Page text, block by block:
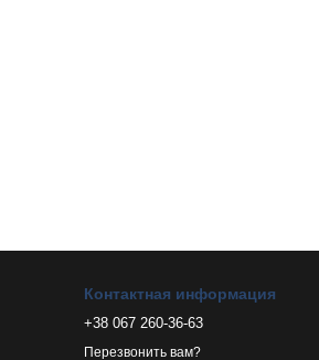
Контактная информация
+38 067 260-36-63
Перезвонить вам?